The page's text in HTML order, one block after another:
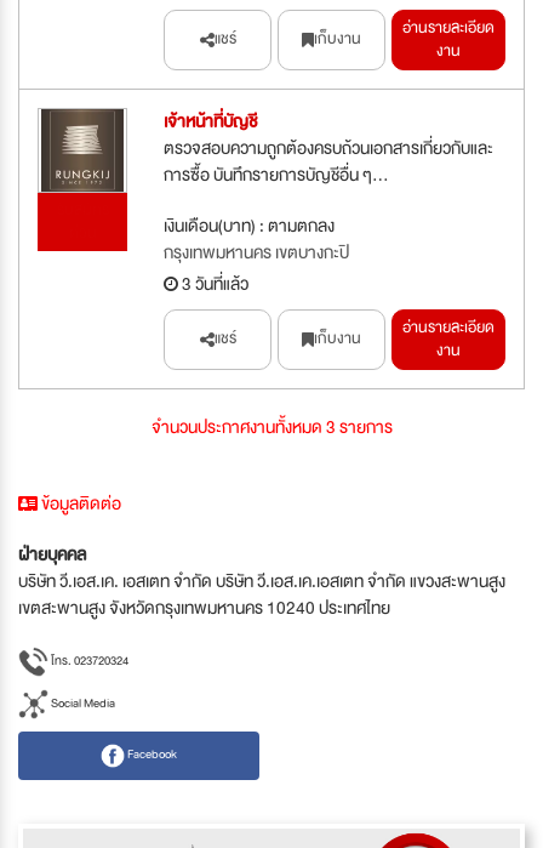
แชร์ เก็บงาน
อ่านรายละเอียด
งาน
เจ้าหน้าที่บัญชี
ตรวจสอบความถูกต้องครบถ้วนเอกสารเกี่ยวกับและ
การซื้อ บันทึกรายการบัญชีอื่น ๆ...
เงินเดือน(บาท) : ตามตกลง
กรุงเทพมหานคร เขตบางกะปิ
3 วันที่แล้ว
แชร์ เก็บงาน
อ่านรายละเอียด
งาน
จำนวนประกาศงานทั้งหมด 3 รายการ
ข้อมูลติดต่อ
ฝ่ายบุคคล
บริษัท วี.เอส.เค. เอสเตท จำกัด บริษัท วี.เอส.เค.เอสเตท จำกัด แขวงสะพานสูง
เขตสะพานสูง จังหวัดกรุงเทพมหานคร 10240 ประเทศไทย
โทร. 023720324
Social Media
Facebook